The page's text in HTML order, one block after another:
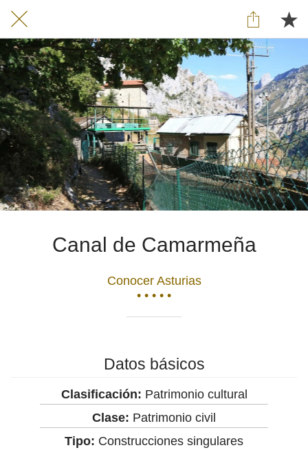
Canal de Camarmeña
Conocer Asturias
• • • • •
Datos básicos
Clasificación: Patrimonio cultural
Clase: Patrimonio civil
Tipo: Construcciones singulares